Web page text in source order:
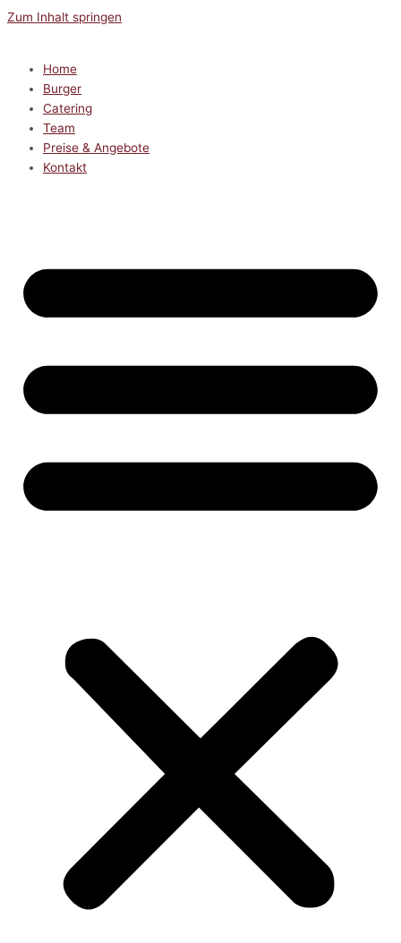
Zum Inhalt springen
Home
Burger
Catering
Team
Preise & Angebote
Kontakt